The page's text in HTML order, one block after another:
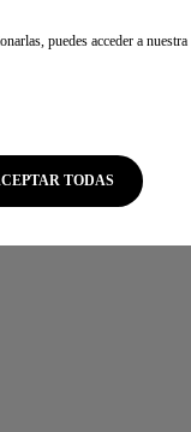
puedes acceder a nuestra
TODAS